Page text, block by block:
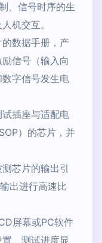
、信号时序的生
机交互。
的数据手册，产
信号（输入向
字信号发生电
试插座与适配电
）的芯片，并
测芯片的输出引
出进行高速比
屏幕或PC软件
、测试进度显